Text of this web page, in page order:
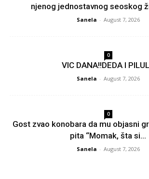
njenog jednostavnog seoskog
Sanela - August 7, 2026
0
VIC DANA!!DEDA I
Sanela - August 7, 2026
0
Gost zvao konobara da mu objasni
pita “Momak, šta si...
Sanela - August 7, 2026